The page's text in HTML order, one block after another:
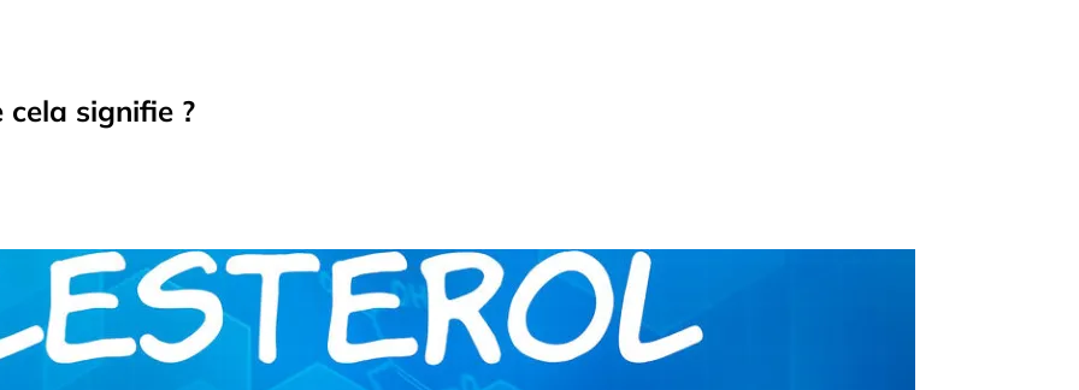
cela signifie ?